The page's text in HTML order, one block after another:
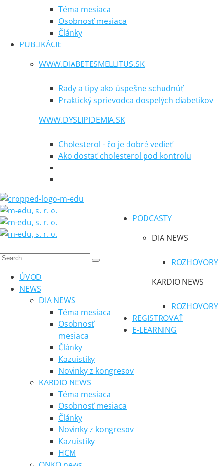
Téma mesiaca
Osobnosť mesiaca
Články
PUBLIKÁCIE
WWW.DIABETESMELLITUS.SK
Rady a tipy ako úspešne schudnúť
Praktický sprievodca dospelých diabetikov
WWW.DYSLIPIDEMIA.SK
Cholesterol - čo je dobré vedieť
Ako dostať cholesterol pod kontrolu
PODCASTY
DIA NEWS
ROZHOVORY
KARDIO NEWS
ROZHOVORY
REGISTROVAŤ
E-LEARNING
ÚVOD
NEWS
DIA NEWS
Téma mesiaca
Osobnosť
mesiaca
Články
Kazuistiky
Novinky z kongresov
KARDIO NEWS
Téma mesiaca
Osobnosť mesiaca
Články
Novinky z kongresov
Kazuistiky
HCM